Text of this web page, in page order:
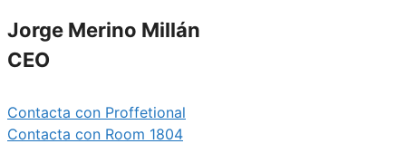
Jorge Merino Millán
CEO
Contacta con Proffetional
Contacta con Room 1804